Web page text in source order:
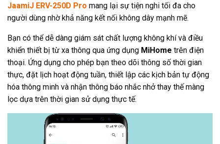
JaamiJ ERV-250D Pro mang lại sự tiện nghi tối đa cho
người dùng nhờ khả năng kết nối không dây mạnh mẽ.
Bạn có thể dễ dàng giám sát chất lượng không khí và điều
khiển thiết bị từ xa thông qua ứng dụng MiHome trên điện
thoại. Ứng dụng cho phép bạn theo dõi thông số thời gian
thực, đặt lịch hoạt động tuần, thiết lập các kịch bản tự động
hóa thông minh và nhận thông báo nhắc nhở thay thế màng
lọc dựa trên thời gian sử dụng thực tế.